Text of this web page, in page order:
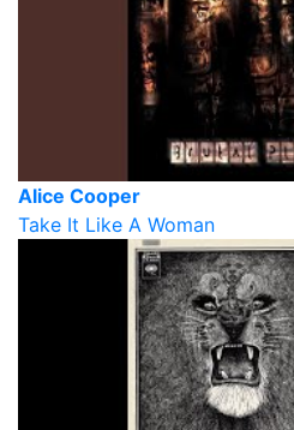
Alice Cooper
Take It Like A Woman